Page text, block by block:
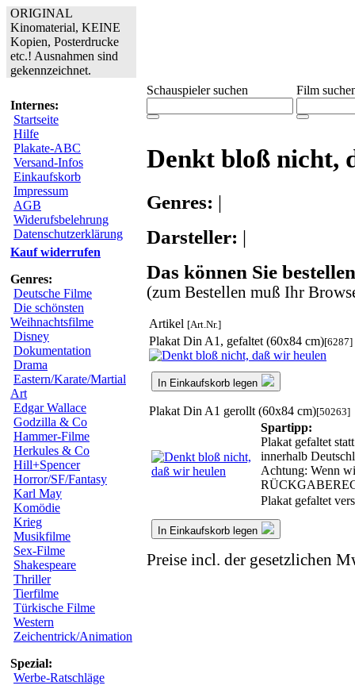
ORIGINAL
Kinomaterial, KEINE
Kopien, Posterdrucke
etc.! Ausnahmen sind
gekennzeichnet.
Internes:
Startseite
Hilfe
Plakate-ABC
Versand-Infos
Einkaufskorb
Impressum
AGB
Widerufsbelehrung
Datenschutzerklärung
Kauf widerrufen
Genres:
Deutsche Filme
Die schönsten
Weihnachtsfilme
Disney
Dokumentation
Drama
Eastern/Karate/Martial
Art
Edgar Wallace
Godzilla & Co
Hammer-Filme
Herkules & Co
Hill+Spencer
Horror/SF/Fantasy
Karl May
Komödie
Krieg
Musikfilme
Sex-Filme
Shakespeare
Thriller
Tierfilme
Türkische Filme
Western
Zeichentrick/Animation
Spezial:
Werbe-Ratschläge
Schauspieler suchen Film
Denkt bloß nicht,
Genres: |
Darsteller: |
Das können Sie
(zum Bestellen muß Ihr
Artikel [Art.Nr.]
Plakat Din A1, gefaltet (60x84 cm)[6287]
In Einkaufskorb legen
Plakat Din A1 gerollt (60x84 cm)[50263]
Spartipp:
Plakat gefaltet
innerhalb
Achtung: Wenn
Plakat gefaltet
In Einkaufskorb legen
Preise incl. der gesetzlichen